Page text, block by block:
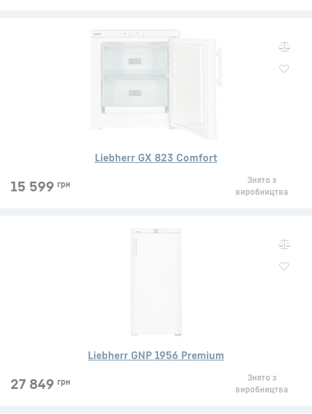
Liebherr GX 823 Comfort
15 599 грн
Знято з
виробництва
Liebherr GNP 1956 Premium
27 849 грн
Знято з
виробництва